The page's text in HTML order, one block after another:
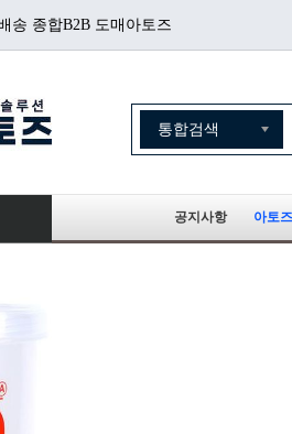
송 종합B2B 도매아토즈
공지사항 아토